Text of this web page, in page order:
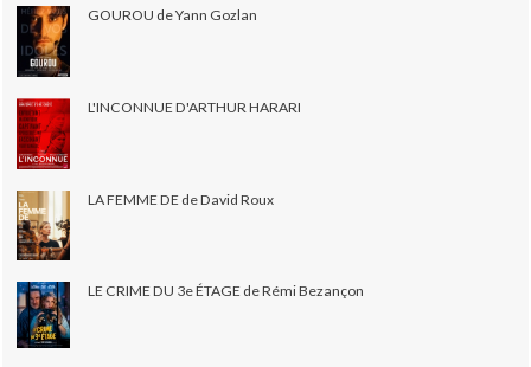
GOUROU de Yann Gozlan
L'INCONNUE D'ARTHUR HARARI
LA FEMME DE de David Roux
LE CRIME DU 3e ÉTAGE de Rémi Bezançon